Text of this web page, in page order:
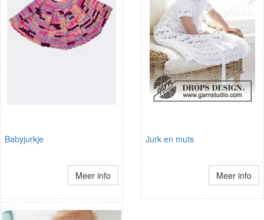
Babyjurkje
Meer info
Jurk en muts
Meer info